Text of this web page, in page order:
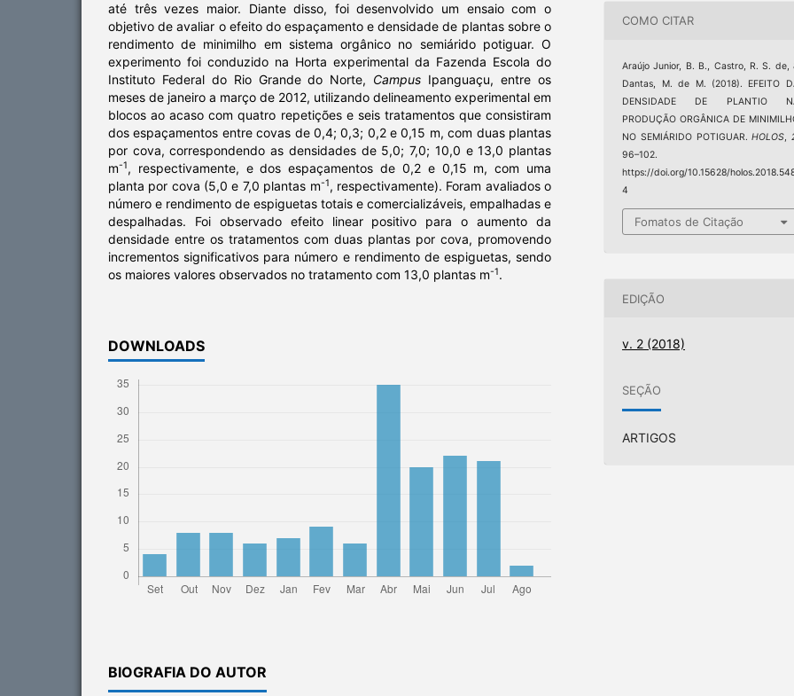
até três vezes maior. Diante disso, foi desenvolvido um ensaio com o
objetivo de avaliar o efeito do espaçamento e densidade de plantas sobre o
rendimento de minimilho em sistema orgânico no semiárido potiguar. O
experimento foi conduzido na Horta experimental da Fazenda Escola do
Instituto Federal do Rio Grande do Norte, Campus Ipanguaçu, entre os
meses de janeiro a março de 2012, utilizando delineamento experimental em
blocos ao acaso com quatro repetições e seis tratamentos que consistiram
dos espaçamentos entre covas de 0,4; 0,3; 0,2 e 0,15 m, com duas plantas
por cova, correspondendo as densidades de 5,0; 7,0; 10,0 e 13,0 plantas
m-1, respectivamente, e dos espaçamentos de 0,2 e 0,15 m, com uma
planta por cova (5,0 e 7,0 plantas m-1, respectivamente). Foram avaliados o
número e rendimento de espiguetas totais e comercializáveis, empalhadas e
despalhadas. Foi observado efeito linear positivo para o aumento da
densidade entre os tratamentos com duas plantas por cova, promovendo
incrementos significativos para número e rendimento de espiguetas, sendo
os maiores valores observados no tratamento com 13,0 plantas m-1.
DOWNLOADS
BIOGRAFIA DO AUTOR
COMO CITAR
Araújo Junior, B. B., Castro, R. S. de,
Dantas, M. de M. (2018). EFEITO
DENSIDADE DE PLANTIO
PRODUÇÃO ORGÂNICA DE
NO SEMIÁRIDO POTIGUAR.HOLOS
96–102.
https://doi.org/10.15628/
4
Fomatos de Citação
EDIÇÃO
v. 2 (2018)
SEÇÃO
ARTIGOS